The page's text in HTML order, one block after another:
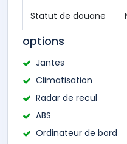
Statut de douane
options
Jantes
Climatisation
Radar de recul
ABS
Ordinateur de bord